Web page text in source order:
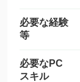
必要な経験
等
必要なPC
スキル